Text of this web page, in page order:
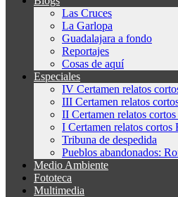
Las Cruces
La Garlopa
Guadalajara a fondo
Reportajes
Cosas de aquí
Especiales
IV Certamen relatos
III Certamen relatos
II Certamen relatos
I Certamen relatos
Tribuna de despedida
Pueblos abandonados:
Medio Ambiente
Fototeca
Multimedia